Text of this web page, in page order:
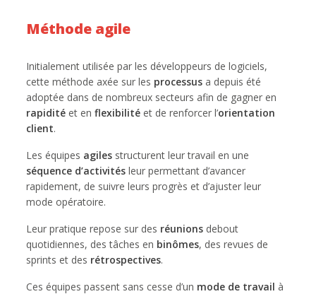
Méthode agile
Initialement utilisée par les développeurs de logiciels,
cette méthode axée sur les processus a depuis été
adoptée dans de nombreux secteurs afin de gagner en
rapidité et enflexibilité et de renforcer l’orientation
client.
Les équipes agiles structurent leur travail en une
séquence d’activitésleur permettant d’avancer
rapidement, de suivre leurs progrès et d’ajuster leur
mode opératoire.
Leur pratique repose sur des réunions debout
quotidiennes, des tâches en binômes, des revues de
sprints et des rétrospectives.
Ces équipes passent sans cesse d’un mode de travail à